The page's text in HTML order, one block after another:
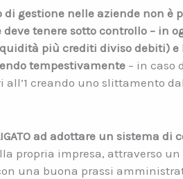
gestione nelle aziende non è
deve tenere sotto controllo –
più crediti diviso debiti)
tempestivamente – in caso
creando uno slittamento
ad adottare un sistema di
propria impresa, attraverso
una buona prassi